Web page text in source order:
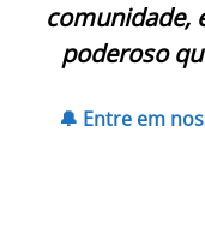
comunidade,
poderoso
🔔 Entre em